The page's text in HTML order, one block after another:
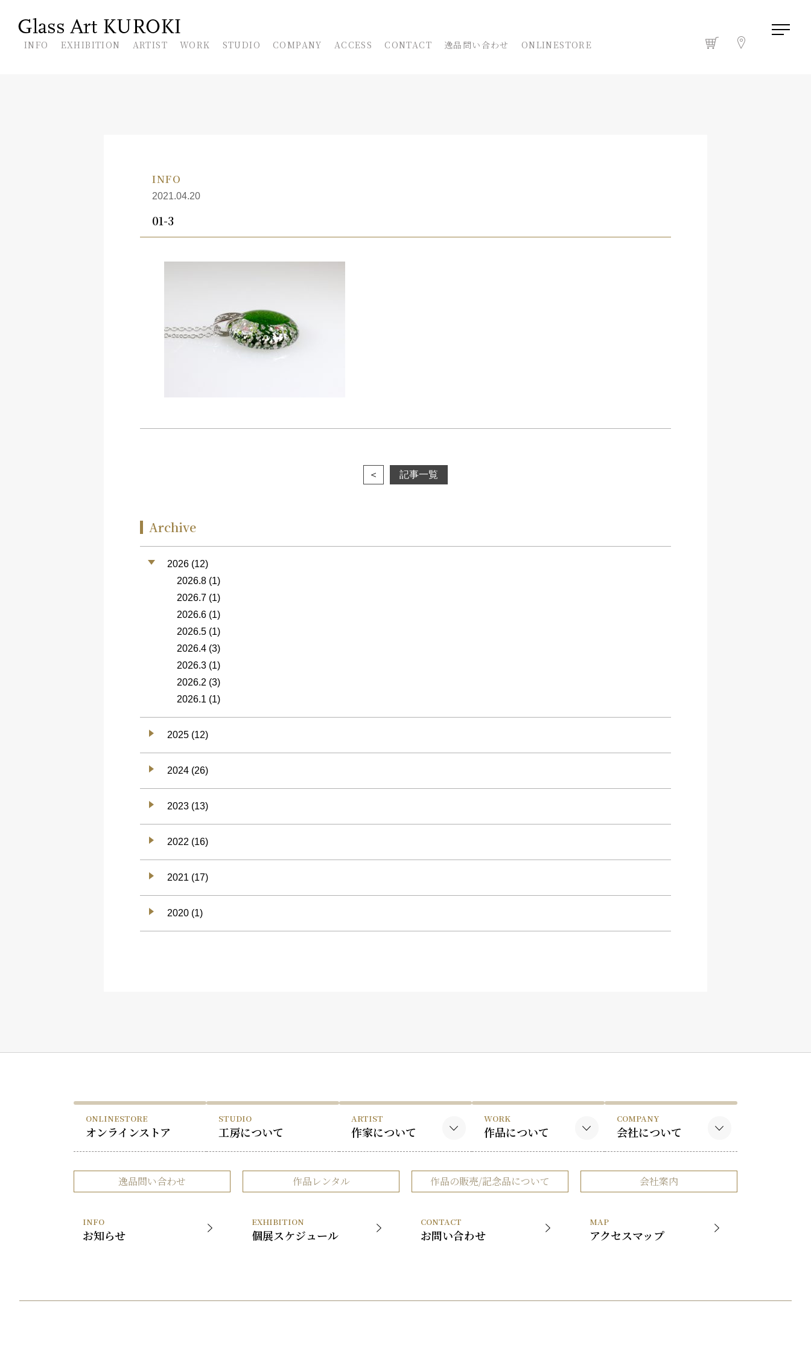
INFO EXHIBITION ARTIST WORK STUDIO COMPANY ACCESS CONTACT 逸品問い合わせ ONLINESTORE
INFO
2021.04.20
01-3
＜ 記事一覧
Archive
2026 (12)
2026.8 (1)
2026.7 (1)
2026.6 (1)
2026.5 (1)
2026.4 (3)
2026.3 (1)
2026.2 (3)
2026.1 (1)
2025 (12)
2024 (26)
2023 (13)
2022 (16)
2021 (17)
2020 (1)
ONLINESTORE
オンラインストア
STUDIO
工房について
ARTIST
作家について
黒木国昭について
谷口榮について
受賞歴
WORK
作品について
黒木国昭の作品
谷口榮の作品
COMPANY
会社について
会社概要
事業内容
展覧会
逸品問い合わせ 作品レンタル 作品の販売/記念品について 会社案内
INFO
お知らせ
EXHIBITION
個展スケジュール
CONTACT
お問い合わせ
MAP
アクセスマップ